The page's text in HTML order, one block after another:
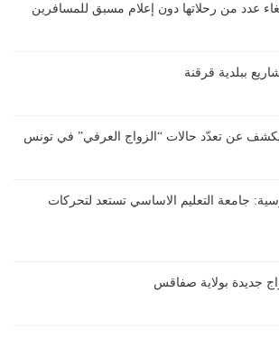
عدد من رحلاتها دون إعلام مسبق للمسافرين
يكشف عن تعدّد حالات “الزواج العرفي” في تونس
جامعة التعليم الاساسي تستعد لتحركات